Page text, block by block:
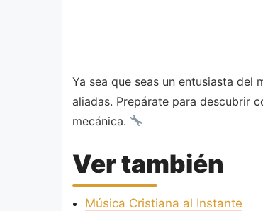
Ya sea que seas un entusiasta
aliadas. Prepárate para descubrir
mecánica.
Ver también
Música Cristiana al Instante